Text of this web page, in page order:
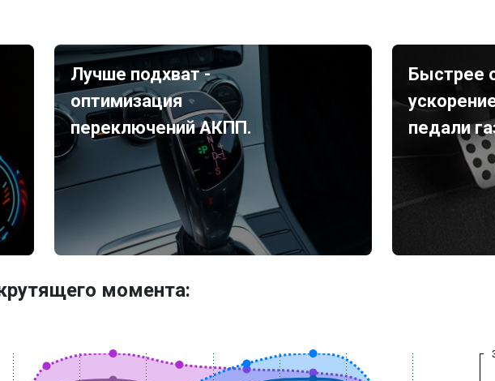
Лучше подхват -
оптимизация
переключений АКПП.
Быстрее
педали
момента: